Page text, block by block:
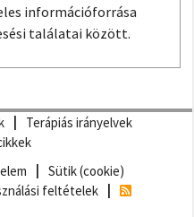
információforrása
találatai között.
Terápiás irányelvek
Sütik (cookie)
feltételek